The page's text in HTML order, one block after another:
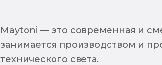
Maytoni — это современная и
занимается производством и
технического света.